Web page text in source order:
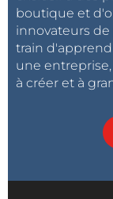
boutique et
innovateurs de
train
une
à créer et à